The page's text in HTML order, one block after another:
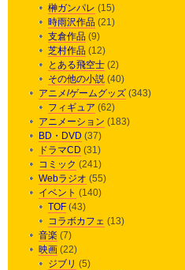
榊ガンパレ (15)
時雨沢作品 (21)
支倉作品 (9)
芝村作品 (12)
とある飛空士 (2)
その他の小説 (40)
アニメ/ゲームグッズ (343)
フィギュア (62)
アニメーション (183)
BD・DVD (37)
ドラマCD (31)
コミック (241)
Webラジオ (55)
イベント (140)
TOF (43)
コラボカフェ (13)
音楽 (7)
映画 (22)
ジブリ (5)